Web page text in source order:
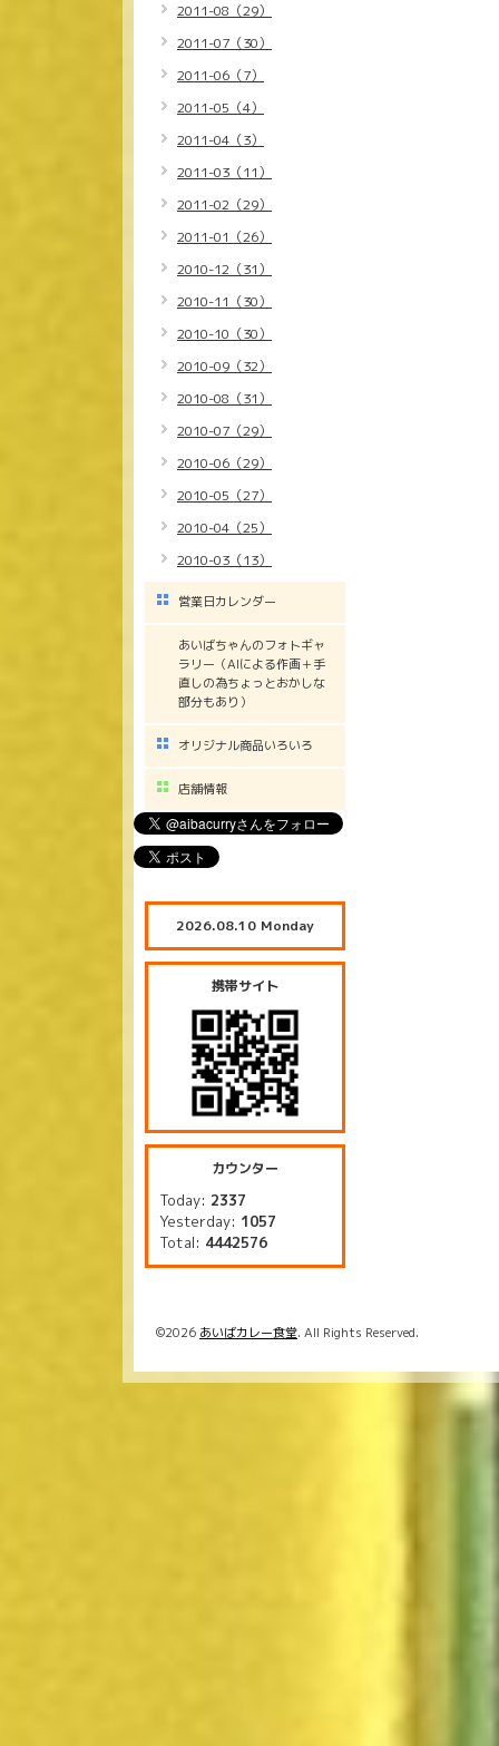
2011-08（29）
2011-07（30）
2011-06（7）
2011-05（4）
2011-04（3）
2011-03（11）
2011-02（29）
2011-01（26）
2010-12（31）
2010-11（30）
2010-10（30）
2010-09（32）
2010-08（31）
2010-07（29）
2010-06（29）
2010-05（27）
2010-04（25）
2010-03（13）
営業日カレンダー
あいばちゃんのフォトギャ
ラリー（AIによる作画＋手
直しの為ちょっとおかしな
部分もあり）
オリジナル商品いろいろ
店舗情報
2026.08.10 Monday
携帯サイト
カウンター
Today: 2337
Yesterday: 1057
Total: 4442576
©2026 あいばカレー食堂. All Rights Reserved.